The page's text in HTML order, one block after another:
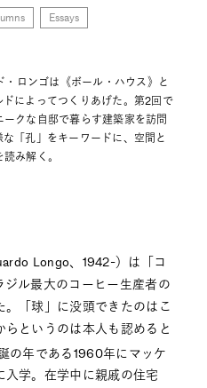
Essays
ロンゴは《ボール・ハウス》と
によってつくりあげた。第2回で
クな自邸で暮らす建築家を訪問
「孔」をキーワードに、空間と
み解く。
Longo、1942-）は「コ
ル最大のコーヒー生産者の
「球」に没頭できたのはこ
らというのは本人も認めると
の年である1960年にマッケ
入学。在学中に親戚の住宅